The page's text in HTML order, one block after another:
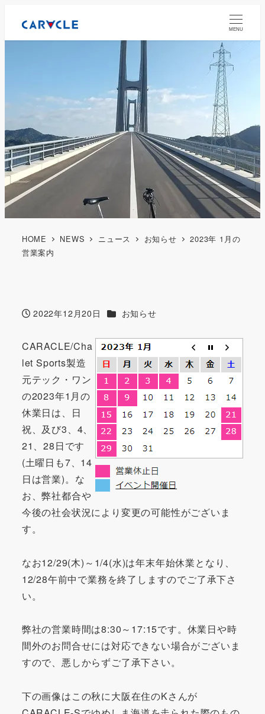
MENU
HOME NEWS ニュース お知らせ
2023年 1月の
営業案内
投稿日
2022年12月20日 カテゴリー
お知らせ
CARACLE/Cha
let Sports製造
元テック・ワン
の2023年1月の
休業日は、日
祝、及び3、4、
21、28日です
(土曜日も7、14
日は営業)。な
お、弊社都合や
今後の社会状況により変更の可能性がございま
す。
なお12/29(木)～1/4(水)は年末年始休業となり、
12/28午前中で業務を終了しますのでご了承下さ
い。
弊社の営業時間は8:30～17:15です。休業日や時
間外のお問合せには対応できない場合がございま
すので、悪しからずご了承下さい。
下の画像はこの秋に大阪在住のKさんが